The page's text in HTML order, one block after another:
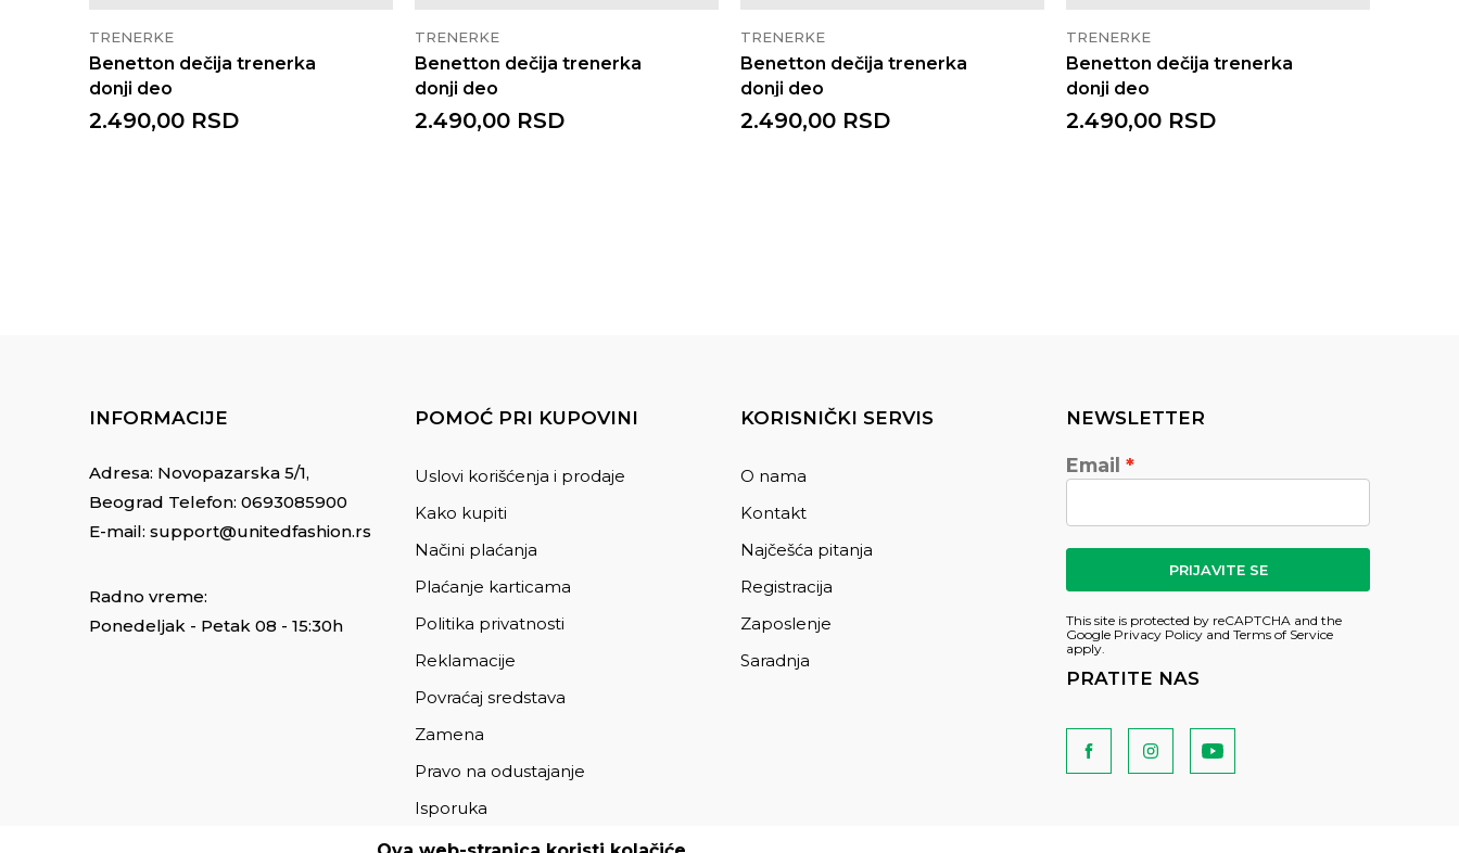
TRENERKE
Benetton dečija trenerka
donji deo
2.490,00 RSD
TRENERKE
Benetton dečija trenerka
donji deo
2.490,00 RSD
TRENERKE
Benetton dečija trenerka
donji deo
2.490,00 RSD
TRENERKE
Benetton dečija trenerka
donji deo
2.490,00 RSD
INFORMACIJE
Adresa: Novopazarska 5/1,
Beograd Telefon: 0693085900
E-mail: support@unitedfashion.rs
Radno vreme:
Ponedeljak - Petak 08 - 15:30h
POMOĆ PRI KUPOVINI
Uslovi korišćenja i prodaje
Kako kupiti
Načini plaćanja
Plaćanje karticama
Politika privatnosti
Reklamacije
Povraćaj sredstava
Zamena
Pravo na odustajanje
Isporuka
KORISNIČKI SERVIS
O nama
Kontakt
Najčešća pitanja
Registracija
Zaposlenje
Saradnja
NEWSLETTER
Email
PRIJAVITE SE
This site is protected by reCAPTCHA and the
Google Privacy Policy and Terms of Service
apply.
PRATITE NAS